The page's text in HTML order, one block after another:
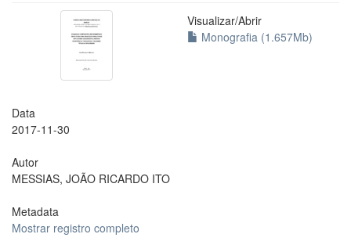
Visualizar/Abrir
Monografia (1.657Mb)
Data
2017-11-30
Autor
MESSIAS, JOÃO RICARDO ITO
Metadata
Mostrar registro completo